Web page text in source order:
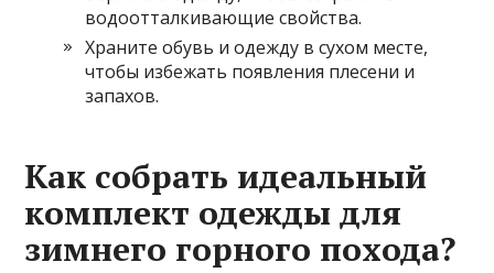
водоотталкивающие свойства.
Храните обувь и одежду в сухом месте,
чтобы избежать появления плесени и
запахов.
Как собрать идеальный
комплект одежды для
зимнего горного похода?